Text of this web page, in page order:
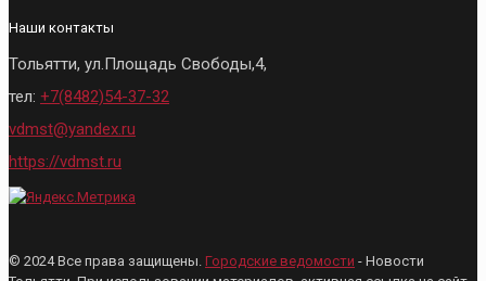
Наши контакты
Тольятти, ул.Площадь Свободы,4,
тел: +7(8482)54-37-32
vdmst@yandex.ru
https://vdmst.ru
© 2024 Все права защищены. Городские ведомости - Новости